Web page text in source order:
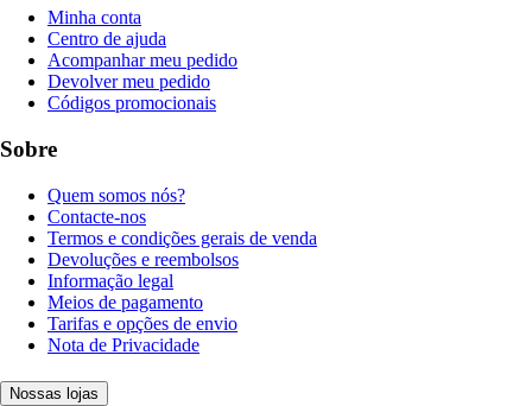
Minha conta
Centro de ajuda
Acompanhar meu pedido
Devolver meu pedido
Códigos promocionais
Sobre
Quem somos nós?
Contacte-nos
Termos e condições gerais de venda
Devoluções e reembolsos
Informação legal
Meios de pagamento
Tarifas e opções de envio
Nota de Privacidade
Nossas lojas